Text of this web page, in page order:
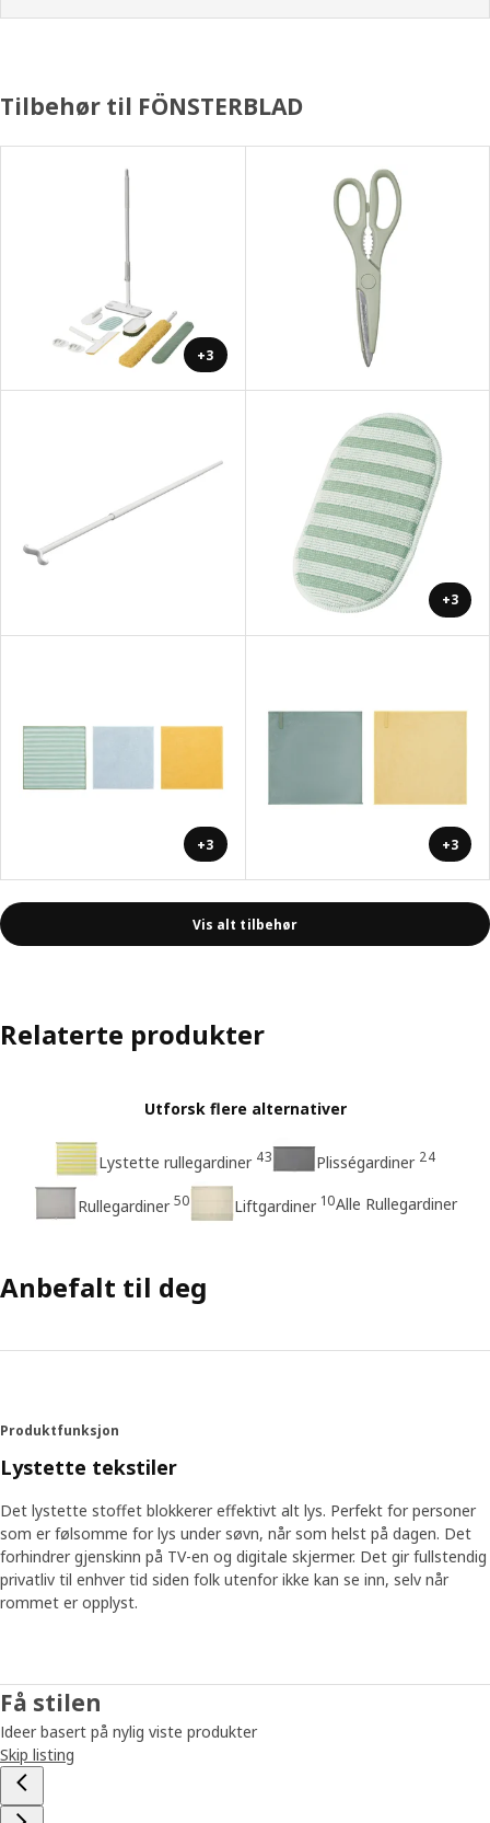
Tilbehør til FÖNSTERBLAD
+3
+3
+3 +3
Vis alt tilbehør
Relaterte produkter
Utforsk flere alternativer
Lystette rullegardiner 43 Plisségardiner 24
Rullegardiner 50 Liftgardiner 10Alle Rullegardiner
Anbefalt til deg
Produktfunksjon
Lystette tekstiler
Det lystette stoffet blokkerer effektivt alt lys. Perfekt for personer
som er følsomme for lys under søvn, når som helst på dagen. Det
forhindrer gjenskinn på TV-en og digitale skjermer. Det gir fullstendig
privatliv til enhver tid siden folk utenfor ikke kan se inn, selv når
rommet er opplyst.
Få stilen
Ideer basert på nylig viste produkter
Skip listing